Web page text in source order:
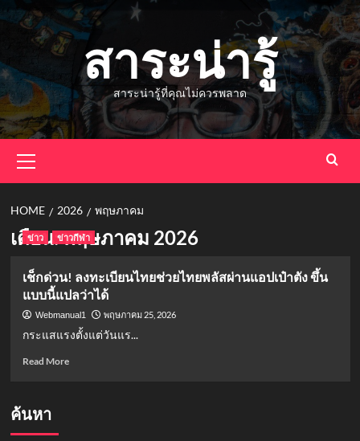
Skip
สาระน่ารู้
สาระน่ารู้ที่คุณไม่ควรพลาด
Menu
HOME 2026 พฤษภาคม
เดือน:พฤษภาคม 2026
ข่าว ข่าวกีฬา
เช็กด่วน! ลงทะเบียนไทยช่วยไทยพลัสผ่านแอปเป๋าตัง ขึ้น
แบบนี้แปลว่าได้
Webmanual1 พฤษภาคม 25, 2026
กระแสแรงตั้งแต่วันแร...
Read MoreRead
ค้นหา